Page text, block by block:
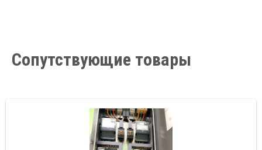
Сопутствующие товары